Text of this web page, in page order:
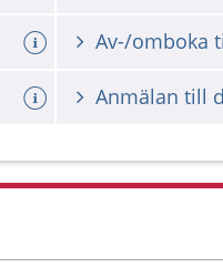
Av-/omboka